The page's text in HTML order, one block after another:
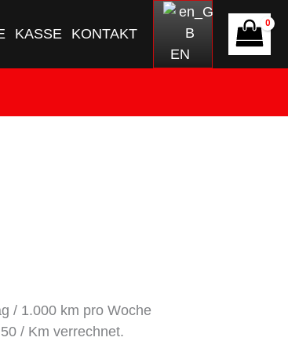
KASSE
KONTAKT
EN
/ 1.000 km pro Woche
/ Km verrechnet.